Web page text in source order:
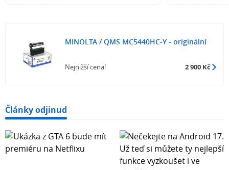
MINOLTA / QMS MC5440HC-Y - originální
Nejnižší cena! 2 900 Kč
Články odjinud